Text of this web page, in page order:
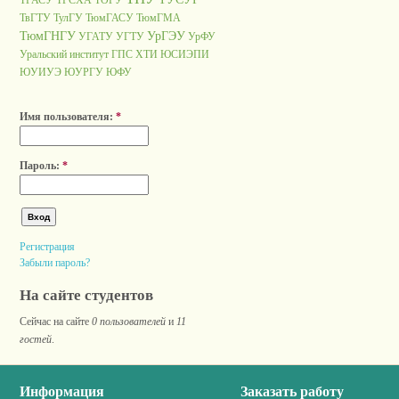
ТвГТУ ТулГУ ТюмГАСУ ТюмГМА
ТюмГНГУ УГАТУ УГТУ УрГЭУ УрФУ
Уральский институт ГПС ХТИ ЮСИЭПИ
ЮУИУЭ ЮУРГУ ЮФУ
Имя пользователя: *
Пароль: *
Регистрация
Забыли пароль?
На сайте студентов
Сейчас на сайте 0 пользователей и 11
гостей
Информация Заказать работу